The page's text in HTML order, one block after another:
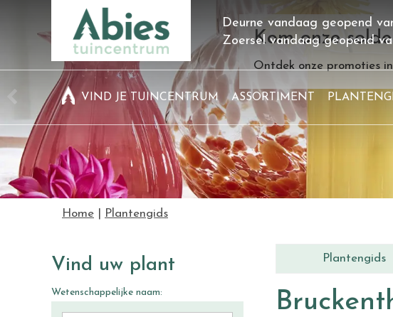
Kom onze
Ontdek onze promoties
Home Plantengids
Deurne vandaag geopend
Zoersel vandaag geopend
VIND JE TUINCENTRUM ASSORTIMENT
Plantengids
Vind uw plant
Wetenschappelijke naam: